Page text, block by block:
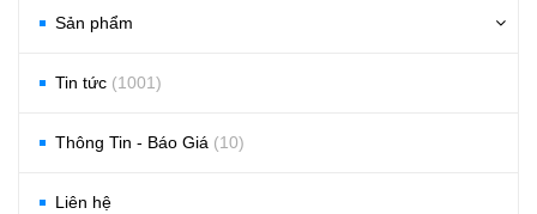
Sản phẩm
Tin tức (1001)
Thông Tin - Báo Giá (10)
Liên hệ